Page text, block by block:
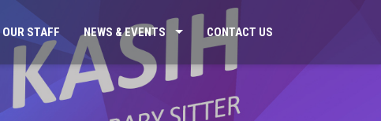
OUR STAFF NEWS & EVENTS CONTACT US